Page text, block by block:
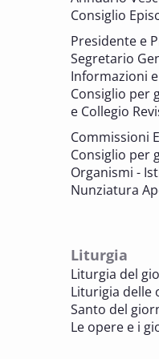
memoria. Artefici
valorizzazione
BENI CULTURALI E
7 OTTOBRE 2025
di culto
BENI CULTURALI E
BENI CULTURALI E
8 OTTOBRE 2025
Incontro online
Consiglio
Presidente e
Segretario
Informazioni
Consiglio per
e Collegio
Commissioni
Consiglio per
Organismi -
Nunziatura
Liturgia
Liturgia del
Liturigia delle
Santo del
Le opere e i